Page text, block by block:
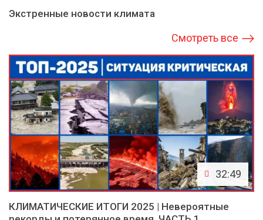
Экстренные новости климата
Смотреть все
32:49
КЛИМАТИЧЕСКИЕ ИТОГИ 2025 | Невероятные